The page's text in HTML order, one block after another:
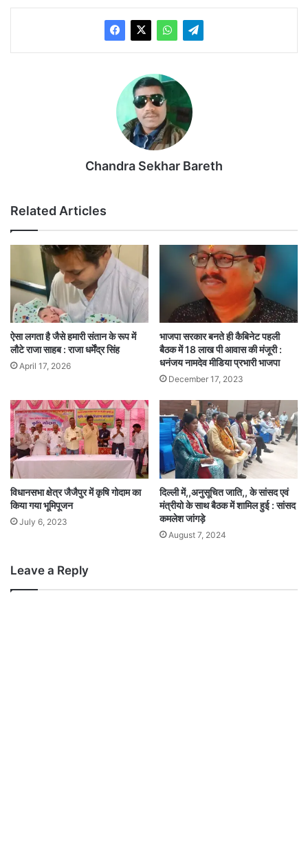
Chandra Sekhar Bareth
Related Articles
ऐसा लगता है जैसे हमारी संतान के रूप में
लौटे राजा साहब : राजा धर्मेंद्र सिंह
April 17, 2026
भाजपा सरकार बनते ही कैबिनेट पहली
बैठक में 18 लाख पी आवास की मंजूरी :
धनंजय नामदेव मीडिया प्रभारी भाजपा
December 17, 2023
विधानसभा क्षेत्र जैजैपुर में कृषि गोदाम का
किया गया भूमिपूजन
July 6, 2023
दिल्ली में,,अनुसूचित जाति,, के सांसद एवं
मंत्रीयो के साथ बैठक में शामिल हुई : सांसद
कमलेश जांगड़े
August 7, 2024
Leave a Reply